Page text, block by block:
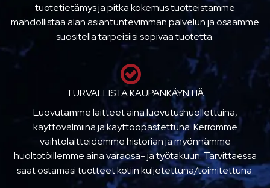
tuotetietämys ja pitkä kokemus tuotteistamme
mahdollistaa alan asiantuntevimman palvelun ja osaamme
suositella tarpeisiisi sopivaa tuotetta.
TURVALLISTA KAUPANKÄYNTIÄ
Luovutamme laitteet aina luovutushuollettuina,
käyttövalmiina ja käyttöopastettuna. Kerromme
vaihtolaitteidemme historian ja myönnämme
huoltotöillemme aina varaosa- ja työtakuun. Tarvittaessa
saat ostamasi tuotteet kotiin kuljetettuna/toimitettuna.